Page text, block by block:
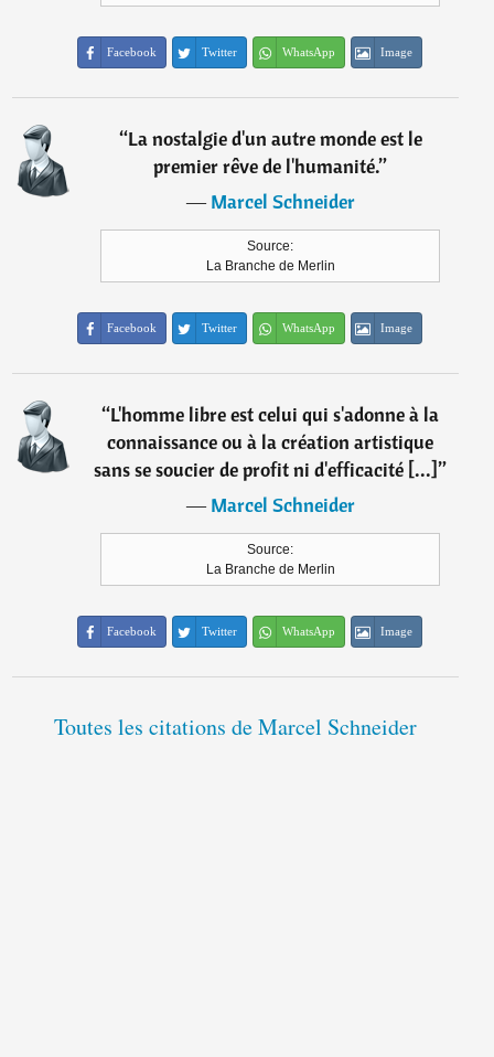
Facebook Twitter WhatsApp Image
“La nostalgie d'un autre monde est le
premier rêve de l'humanité.”
―Marcel Schneider
Source:
La Branche de Merlin
Facebook Twitter WhatsApp Image
“L'homme libre est celui qui s'adonne à la
connaissance ou à la création artistique
sans se soucier de profit ni d'efficacité [...]”
―Marcel Schneider
Source:
La Branche de Merlin
Facebook Twitter WhatsApp Image
Toutes les citations de Marcel Schneider